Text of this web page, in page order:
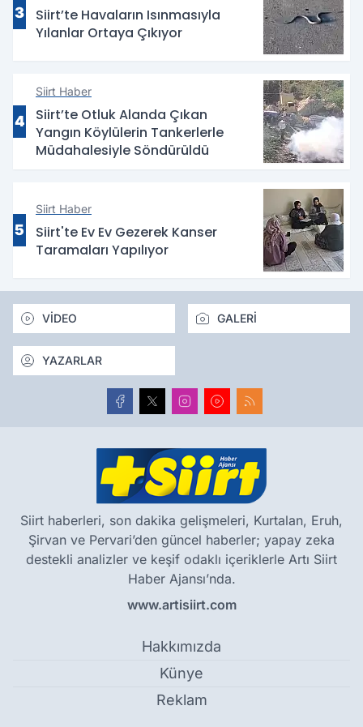
3
Siirt’te Havaların Isınmasıyla
Yılanlar Ortaya Çıkıyor
4
Siirt Haber
Siirt’te Otluk Alanda Çıkan
Yangın Köylülerin Tankerlerle
Müdahalesiyle Söndürüldü
5
Siirt Haber
Siirt'te Ev Ev Gezerek Kanser
Taramaları Yapılıyor
VİDEO GALERİ
YAZARLAR
Siirt haberleri, son dakika gelişmeleri, Kurtalan, Eruh,
Şirvan ve Pervari’den güncel haberler; yapay zeka
destekli analizler ve keşif odaklı içeriklerle Artı Siirt
Haber Ajansı’nda.
www.artisiirt.com
Hakkımızda
Künye
Reklam